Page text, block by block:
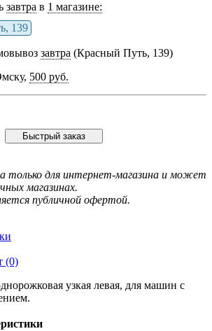
завтра в 1 магазине:
139
завтра (Красный Путь, 139)
500 руб.
Быстрый заказ
только для интернет-магазина и может
магазинах.
публичной офертой.
(0)
узкая левая, для машин с